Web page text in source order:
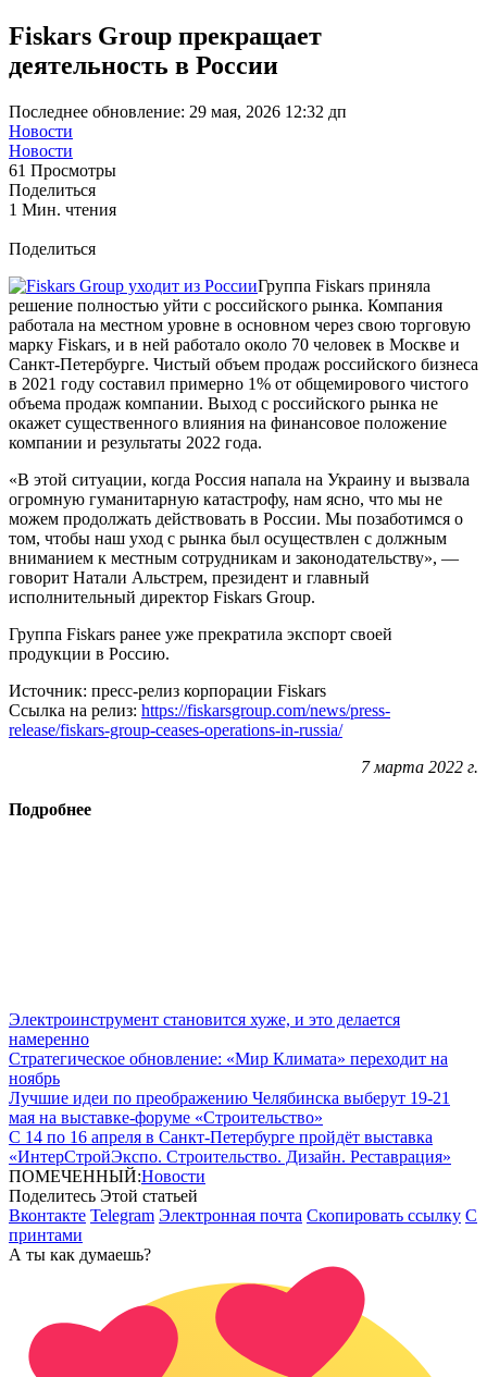
Fiskars Group прекращает
деятельность в России
Последнее обновление: 29 мая, 2026 12:32 дп
Новости
Новости
61 Просмотры
Поделиться
1 Мин. чтения
Поделиться
Группа Fiskars приняла
решение полностью уйти с российского рынка. Компания
работала на местном уровне в основном через свою торговую
марку Fiskars, и в ней работало около 70 человек в Москве и
Санкт-Петербурге. Чистый объем продаж российского бизнеса
в 2021 году составил примерно 1% от общемирового чистого
объема продаж компании. Выход с российского рынка не
окажет существенного влияния на финансовое положение
компании и результаты 2022 года.
«В этой ситуации, когда Россия напала на Украину и вызвала
огромную гуманитарную катастрофу, нам ясно, что мы не
можем продолжать действовать в России. Мы позаботимся о
том, чтобы наш уход с рынка был осуществлен с должным
вниманием к местным сотрудникам и законодательству», —
говорит Натали Альстрем, президент и главный
исполнительный директор Fiskars Group.
Группа Fiskars ранее уже прекратила экспорт своей
продукции в Россию.
Источник: пресс-релиз корпорации Fiskars
Ссылка на релиз: https://fiskarsgroup.com/news/press-
release/fiskars-group-ceases-operations-in-russia/
7 марта 2022 г.
Подробнее
Электроинструмент становится хуже, и это делается
намеренно
Стратегическое обновление: «Мир Климата» переходит на
ноябрь
Лучшие идеи по преображению Челябинска выберут 19-21
мая на выставке-форуме «Строительство»
С 14 по 16 апреля в Санкт-Петербурге пройдёт выставка
«ИнтерСтройЭкспо. Строительство. Дизайн. Реставрация»
ПОМЕЧЕННЫЙ:Новости
Поделитесь Этой статьей
Вконтакте Telegram Электронная почта Скопировать ссылку С
принтами
А ты как думаешь?